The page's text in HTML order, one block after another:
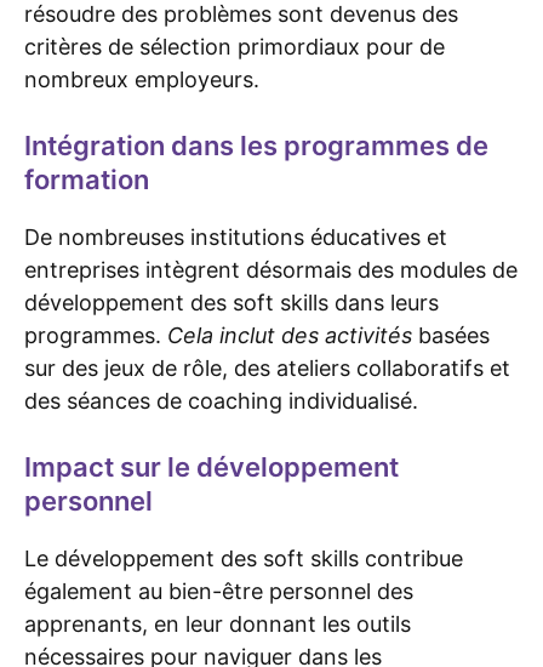
résoudre des problèmes sont devenus des
critères de sélection primordiaux pour de
nombreux employeurs.
Intégration dans les programmes de
formation
De nombreuses institutions éducatives et
entreprises intègrent désormais des modules de
développement des soft skills dans leurs
programmes. Cela inclut des activités basées
sur des jeux de rôle, des ateliers collaboratifs et
des séances de coaching individualisé.
Impact sur le développement
personnel
Le développement des soft skills contribue
également au bien-être personnel des
apprenants, en leur donnant les outils
nécessaires pour naviguer dans les